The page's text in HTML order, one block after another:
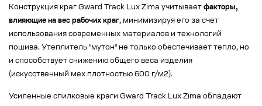
Конструкция краг Gward Track Lux Zima учитывает факторы,
влияющие на вес рабочих краг, минимизируя его за счет
использования современных материалов и технологий
пошива. Утеплитель "мутон" не только обеспечивает тепло, но
и способствует снижению общего веса изделия
(искусственный мех плотностью 600 г/м2).
Усиленные спилковые краги Gward Track Lux Zima обладают